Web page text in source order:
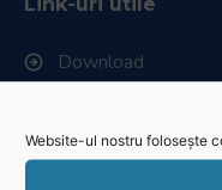
Website-ul nostru folosește
Link-uri utile
Download